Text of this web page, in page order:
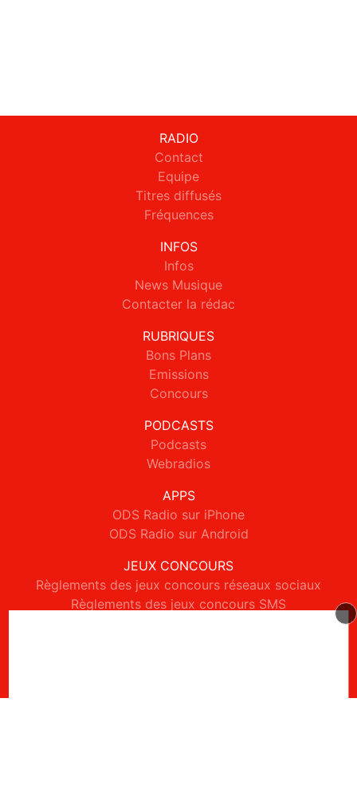
RADIO
Contact
Equipe
Titres diffusés
Fréquences
INFOS
Infos
News Musique
Contacter la rédac
RUBRIQUES
Bons Plans
Emissions
Concours
PODCASTS
Podcasts
Webradios
APPS
ODS Radio sur iPhone
ODS Radio sur Android
JEUX CONCOURS
Règlements des jeux concours réseaux sociaux
Règlements des jeux concours SMS